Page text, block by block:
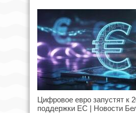
Цифровое евро запустят к
поддержки ЕС | Новости